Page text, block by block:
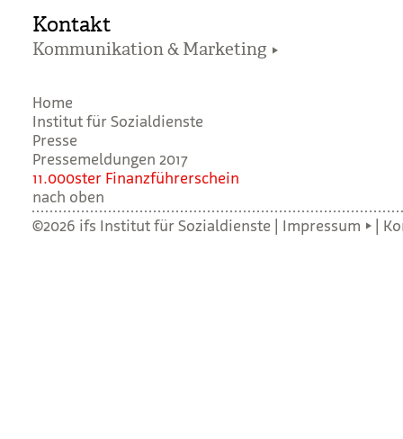
Kontakt
Kommunikation & Marketing
Home
Institut für Sozialdienste
Presse
Pressemeldungen 2017
11.000s­ter Finanz­füh­rer­schein
nach oben
©2026 ifs Institut für Sozialdienste | Impressum